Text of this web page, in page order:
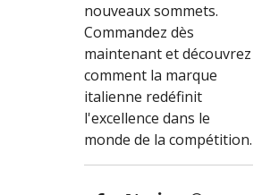
nouveaux sommets.
Commandez dès
maintenant et découvrez
comment la marque
italienne redéfinit
l'excellence dans le
monde de la compétition.